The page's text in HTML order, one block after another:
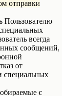
отправки
Пользователю
всегда
сообщений,
от
специальных
с